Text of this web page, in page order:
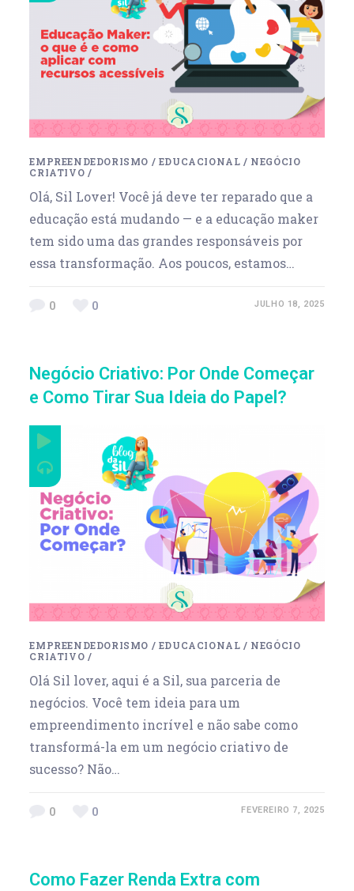
EMPREENDEDORISMO / EDUCACIONAL / NEGÓCIO
CRIATIVO /
Olá, Sil Lover! Você já deve ter reparado que a
educação está mudando — e a educação maker
tem sido uma das grandes responsáveis por
essa transformação. Aos poucos, estamos…
0 0 JULHO 18, 2025
Negócio Criativo: Por Onde Começar
e Como Tirar Sua Ideia do Papel?
EMPREENDEDORISMO / EDUCACIONAL / NEGÓCIO
CRIATIVO /
Olá Sil lover, aqui é a Sil, sua parceria de
negócios. Você tem ideia para um
empreendimento incrível e não sabe como
transformá-la em um negócio criativo de
sucesso? Não…
0 0 FEVEREIRO 7, 2025
Como Fazer Renda Extra com